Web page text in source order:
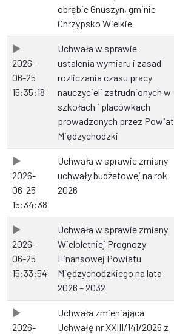
obrębie Gnuszyn, gminie
Chrzypsko Wielkie
2026-
06-25
15:35:18
Uchwała w sprawie
ustalenia wymiaru i zasad
rozliczania czasu pracy
nauczycieli zatrudnionych w
szkołach i placówkach
prowadzonych przez Powiat
Międzychodzki
2026-
06-25
15:34:38
Uchwała w sprawie zmiany
uchwały budżetowej na rok
2026
2026-
06-25
15:33:54
Uchwała w sprawie zmiany
Wieloletniej Prognozy
Finansowej Powiatu
Międzychodzkiego na lata
2026 – 2032
2026-
Uchwała zmieniająca
Uchwałę nr XXIII/141/2026 z